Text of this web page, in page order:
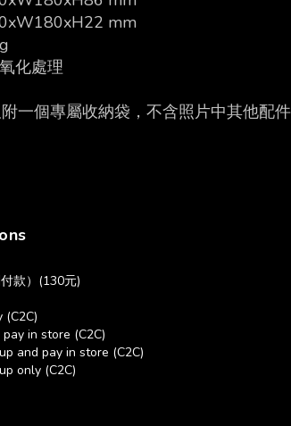
mm
化處理
一個專屬收納袋，不含照片中其他配
款）(130元)
(C2C)
in store (C2C)
and pay in store (C2C)
only (C2C)